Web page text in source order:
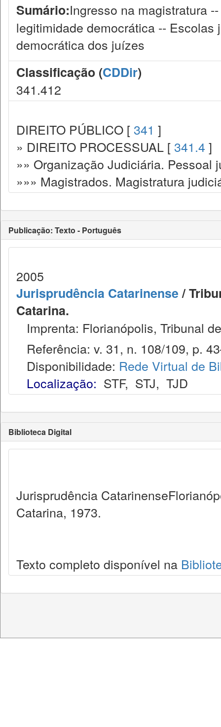
Sumário:Ingresso na magistratura
legitimidade democrática --
democrática dos juízes
Classificação (CDDir)
341.412
DIREITO PÚBLICO [ 341 ]
» DIREITO PROCESSUAL [ 341.4 ]
»» Organização Judiciária. Pessoal
»»» Magistrados. Magistratura
Publicação: Texto - Português
2005
Jurisprudência Catarinense/
Catarina.
Imprenta: Florianópolis, Tribunal
Referência: v. 31, n. 108/109, p.
Disponibilidade: Rede Virtual de
Localização: STF, STJ, TJD
Biblioteca Digital
Jurisprudência
Catarina, 1973.
Texto completo disponível na